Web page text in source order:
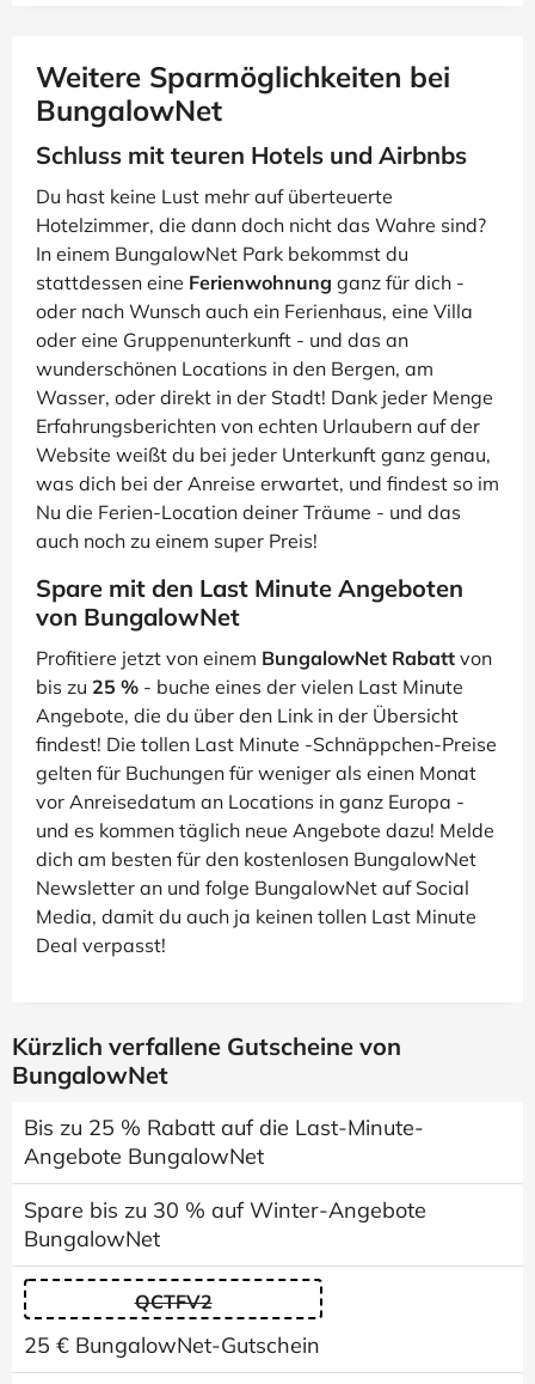
Weitere Sparmöglichkeiten bei
BungalowNet
Schluss mit teuren Hotels und Airbnbs
Du hast keine Lust mehr auf überteuerte
Hotelzimmer, die dann doch nicht das Wahre sind?
In einem BungalowNet Park bekommst du
stattdessen eine Ferienwohnung ganz für dich -
oder nach Wunsch auch ein Ferienhaus, eine Villa
oder eine Gruppenunterkunft - und das an
wunderschönen Locations in den Bergen, am
Wasser, oder direkt in der Stadt! Dank jeder Menge
Erfahrungsberichten von echten Urlaubern auf der
Website weißt du bei jeder Unterkunft ganz genau,
was dich bei der Anreise erwartet, und findest so im
Nu die Ferien-Location deiner Träume - und das
auch noch zu einem super Preis!
Spare mit den Last Minute Angeboten
von BungalowNet
Profitiere jetzt von einem BungalowNet Rabatt von
bis zu 25 % - buche eines der vielen Last Minute
Angebote, die du über den Link in der Übersicht
findest! Die tollen Last Minute -Schnäppchen-Preise
gelten für Buchungen für weniger als einen Monat
vor Anreisedatum an Locations in ganz Europa -
und es kommen täglich neue Angebote dazu! Melde
dich am besten für den kostenlosen BungalowNet
Newsletter an und folge BungalowNet auf Social
Media, damit du auch ja keinen tollen Last Minute
Deal verpasst!
Kürzlich verfallene Gutscheine von
BungalowNet
Bis zu 25 % Rabatt auf die Last-Minute-
Angebote BungalowNet
Spare bis zu 30 % auf Winter-Angebote
BungalowNet
QCTFV2
25 € BungalowNet-Gutschein